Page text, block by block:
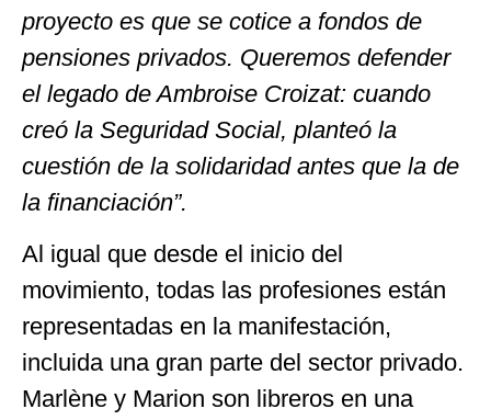
proyecto es que se cotice a fondos de
pensiones privados. Queremos defender
el legado de Ambroise Croizat: cuando
creó la Seguridad Social, planteó la
cuestión de la solidaridad antes que la de
la financiación”.
Al igual que desde el inicio del
movimiento, todas las profesiones están
representadas en la manifestación,
incluida una gran parte del sector privado.
Marlène y Marion son libreros en una